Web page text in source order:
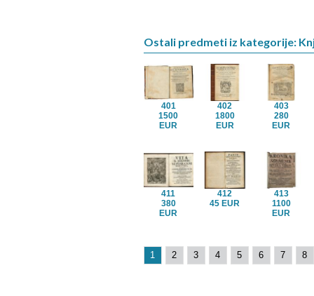
Ostali predmeti iz kategorije:
401
1500
EUR
402
1800
EUR
403
280
EUR
411
380
EUR
412
45 EUR
413
1100
EUR
1 2 3 4 5 6 7 8